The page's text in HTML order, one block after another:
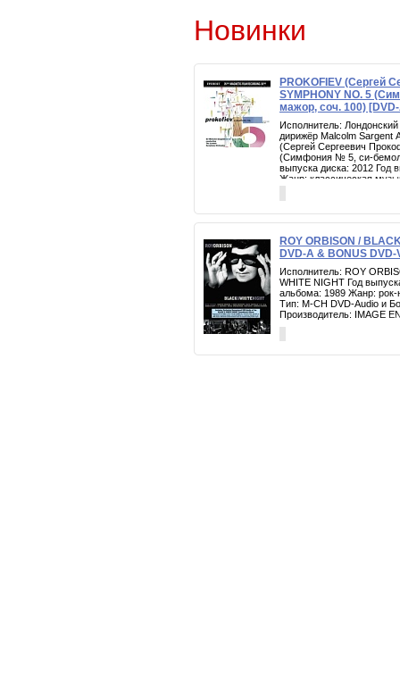
Новинки
PROKOFIEV (Сергей
SYMPHONY NO. 5
мажор, соч. 100)
Исполнитель:
дирижёр Malcolm Sargent
(Сергей Сергеевич
(Симфония № 5, си-
выпуска диска: 2012 Год
Жанр: классическая
DVD-A и Бонус CD
RECORDS
ROY ORBISON /
DVD-A & BONUS DVD-
Исполнитель: ROY
WHITE NIGHT Год
альбома: 1989 Жанр: рок-
Тип: M-CH DVD-Audio и
Производитель: IMAGE